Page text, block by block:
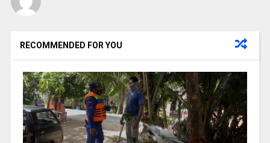
RECOMMENDED FOR YOU